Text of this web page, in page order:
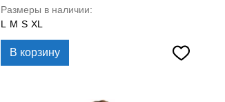
Размеры в наличии:
L
M S XL
В корзину